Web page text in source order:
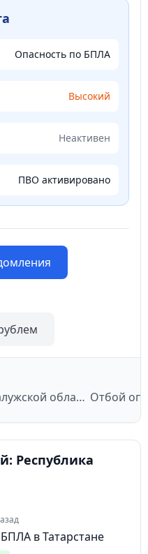
Опасность по БПЛА
Высокий
Неактивен
ПВО активировано
Опасность по БПЛА в Калужской области
Республика
в Татарстане